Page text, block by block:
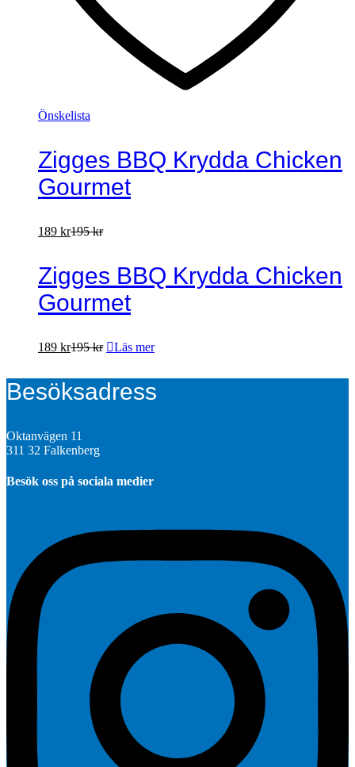
Önskelista
Zigges BBQ Krydda Chicken
Gourmet
189 kr195kr
Zigges BBQ Krydda Chicken
Gourmet
189 kr195kr Läs mer
Besöksadress
Oktanvägen 11
311 32 Falkenberg
Besök oss på sociala medier